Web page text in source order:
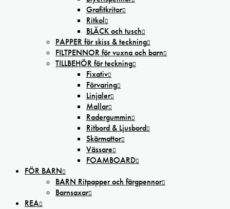
Grafitkritor
Ritkol
BLÄCK och tusch
PAPPER för skiss & teckning
FILTPENNOR för vuxna och barn
TILLBEHÖR för teckning
Fixativ
Förvaring
Linjaler
Mallar
Radergummin
Ritbord & Ljusbord
Skärmattor
Vässare
FOAMBOARD
FÖR BARN
BARN Ritpapper och färgpennor
Barnsaxar
REA